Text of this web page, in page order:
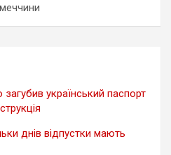
український паспорт
днів відпустки мають